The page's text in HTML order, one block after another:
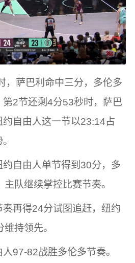
，萨巴利命中三分，多伦多
2节还剩4分53秒时，萨巴
自由人这一节以23:14占
自由人单节得到30分，多
队继续掌控比赛节奏。
再得24分试图追赶，纽约
持领先。
97-82战胜多伦多节奏。